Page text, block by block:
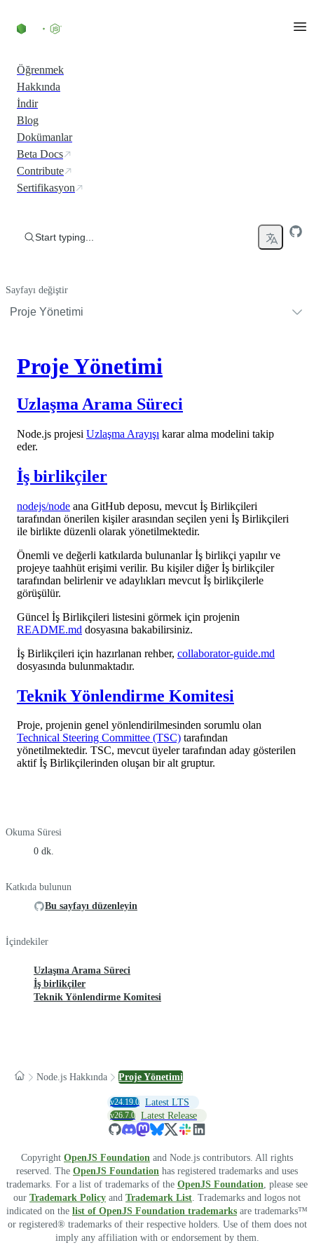
Öğrenmek
Hakkında
İndir
Blog
Dokümanlar
Beta Docs
Contribute
Sertifikasyon
Start typing...
Sayfayı değiştir
Proje Yönetimi
Proje Yönetimi
Uzlaşma Arama Süreci
Node.js projesi Uzlaşma Arayışı karar alma modelini takip
eder.
İş birlikçiler
nodejs/node ana GitHub deposu, mevcut İş Birlikçileri
tarafından önerilen kişiler arasından seçilen yeni İş Birlikçileri
ile birlikte düzenli olarak yönetilmektedir.
Önemli ve değerli katkılarda bulunanlar İş birlikçi yapılır ve
projeye taahhüt erişimi verilir. Bu kişiler diğer İş birlikçiler
tarafından belirlenir ve adaylıkları mevcut İş birlikçilerle
görüşülür.
Güncel İş Birlikçileri listesini görmek için projenin
README.md dosyasına bakabilirsiniz.
İş Birlikçileri için hazırlanan rehber, collaborator-guide.md
dosyasında bulunmaktadır.
Teknik Yönlendirme Komitesi
Proje, projenin genel yönlendirilmesinden sorumlu olan
Technical Steering Committee (TSC) tarafından
yönetilmektedir. TSC, mevcut üyeler tarafından aday gösterilen
aktif İş Birlikçilerinden oluşan bir alt gruptur.
Okuma Süresi
0 dk.
Katkıda bulunun
Bu sayfayı düzenleyin
İçindekiler
Uzlaşma Arama Süreci
İş birlikçiler
Teknik Yönlendirme Komitesi
Node.js Hakkında Proje Yönetimi
v24.19.0 Latest LTS
v26.7.0 Latest Release
Copyright OpenJS Foundation and Node.js contributors. All rights
reserved. The OpenJS Foundation has registered trademarks and uses
trademarks. For a list of trademarks of the OpenJS Foundation, please see
our Trademark Policy and Trademark List. Trademarks and logos not
indicated on the list of OpenJS Foundation trademarks are trademarks™
or registered® trademarks of their respective holders. Use of them does not
imply any affiliation with or endorsement by them.